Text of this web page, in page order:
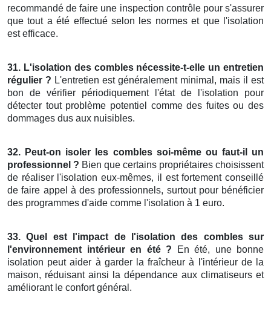
recommandé de faire une inspection contrôle pour s'assurer
que tout a été effectué selon les normes et que l'isolation
est efficace.
31. L'isolation des combles nécessite-t-elle un entretien
régulier ? L'entretien est généralement minimal, mais il est
bon de vérifier périodiquement l'état de l'isolation pour
détecter tout problème potentiel comme des fuites ou des
dommages dus aux nuisibles.
32. Peut-on isoler les combles soi-même ou faut-il un
professionnel ? Bien que certains propriétaires choisissent
de réaliser l'isolation eux-mêmes, il est fortement conseillé
de faire appel à des professionnels, surtout pour bénéficier
des programmes d'aide comme l'isolation à 1 euro.
33. Quel est l'impact de l'isolation des combles sur
l'environnement intérieur en été ? En été, une bonne
isolation peut aider à garder la fraîcheur à l'intérieur de la
maison, réduisant ainsi la dépendance aux climatiseurs et
améliorant le confort général.